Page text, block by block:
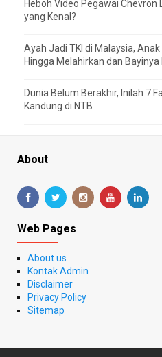
Heboh Video Pegawai
yang Kenal?
Ayah Jadi TKI di Malaysia,
Hingga Melahirkan dan Bayinya
Dunia Belum Berakhir, Inilah 7
Kandung di NTB
About
Web Pages
About us
Kontak Admin
Disclaimer
Privacy Policy
Sitemap